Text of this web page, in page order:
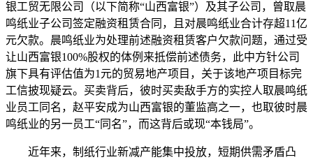
银工贸无限公司（以下简称“山西富银”）及其子公司，曾取晨
鸣纸业子公司签定融资租赁合同，且对晨鸣纸业合计存超11亿
元欠款。晨鸣纸业为处理前述融资租赁客户欠款问题，通过受
让山西富银100%股权的体例来抵偿前述债务，此中方针公司
旗下具有评估值为1元的贸易地产项目，关于该地产项目标完
工信披现疑云。买卖背后，彼时买卖敌手方的实控人取晨鸣纸
业员工同名，赵平安成为山西富银的董监高之一，也取彼时晨
鸣纸业的另一员工“同名”，而这背后或现“本钱局”。
近年来，制纸行业新减产能集中投放，短期供需矛盾凸